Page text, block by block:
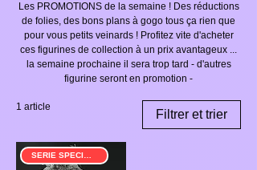
Les PROMOTIONS de la semaine ! Des réductions
de folies, des bons plans à gogo tous ça rien que
pour vous petits veinards ! Profitez vite d'acheter
ces figurines de collection à un prix avantageux ...
la semaine prochaine il sera trop tard - d'autres
figurine seront en promotion -
1 article
Filtrer et trier